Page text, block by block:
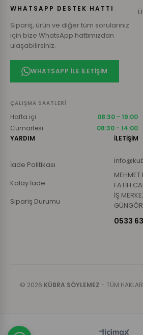
WHATSAPP DESTEK HATTI
Sipariş, ürün ve diğer tüm sorularınız
için bize WhatsApp hattımızdan
ulaşabilirsiniz.
WHATSAPP ILE İLETIŞIM
ÇALIŞMA SAATLERI
Hafta içi
08:30 - 19:00
Cumartesi
08:30 - 14:00
YARDIM
İade Politikası
Kolay İade
Sipariş Durumu
İLETİŞİM
FATİH
İŞ
0533
© 2026 KÜBRA SÖYLEMEZ - TÜM